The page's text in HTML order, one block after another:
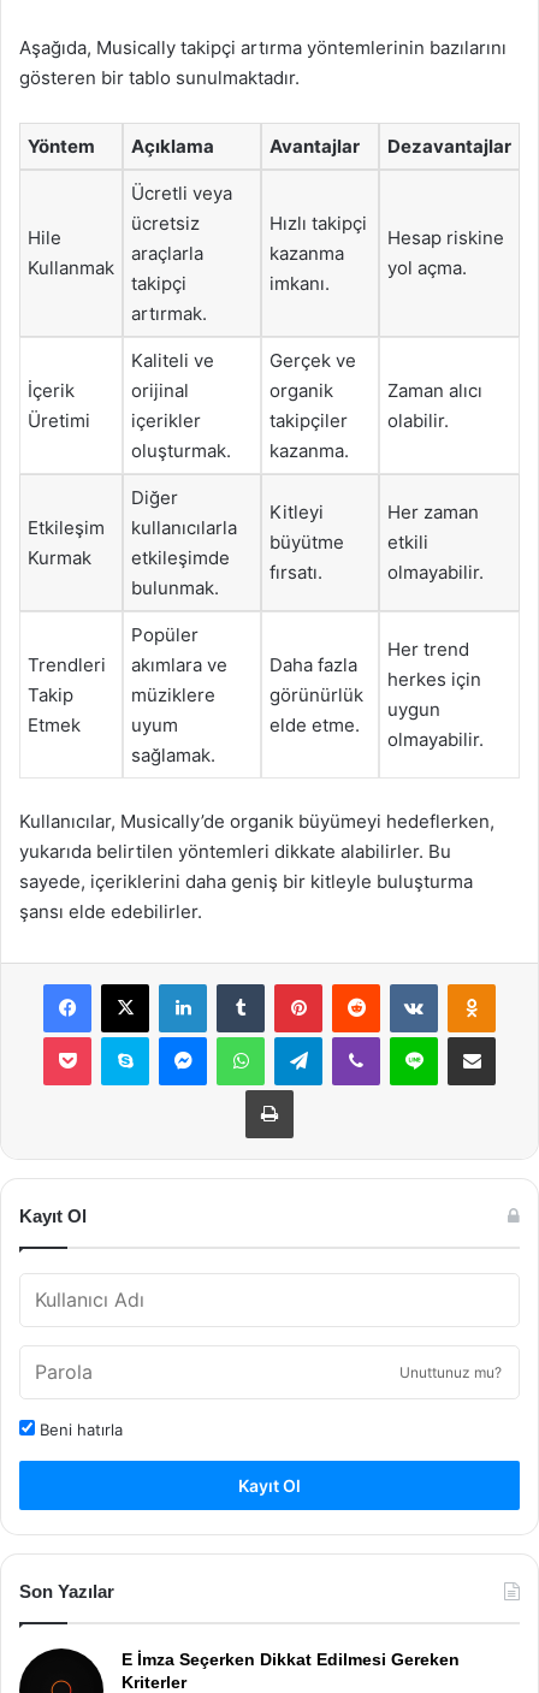
Aşağıda, Musically takipçi artırma yöntemlerinin bazılarını
gösteren bir tablo sunulmaktadır.
Yöntem Açıklama Avantajlar Dezavantajlar
Hile
Kullanmak
Ücretli veya
ücretsiz
araçlarla
takipçi
artırmak.
Hızlı takipçi
kazanma
imkanı.
Hesap riskine
yol açma.
İçerik
Üretimi
Kaliteli ve
orijinal
içerikler
oluşturmak.
Gerçek ve
organik
takipçiler
kazanma.
Zaman alıcı
olabilir.
Etkileşim
Kurmak
Diğer
kullanıcılarla
etkileşimde
bulunmak.
Kitleyi
büyütme
fırsatı.
Her zaman
etkili
olmayabilir.
Trendleri
Takip
Etmek
Popüler
akımlara ve
müziklere
uyum
sağlamak.
Daha fazla
görünürlük
elde etme.
Her trend
herkes için
uygun
olmayabilir.
Kullanıcılar, Musically’de organik büyümeyi hedeflerken,
yukarıda belirtilen yöntemleri dikkate alabilirler. Bu
sayede, içeriklerini daha geniş bir kitleyle buluşturma
şansı elde edebilirler.
Facebook
X LinkedInTumblr PinterestReddit VKontakte
Pocket Skype MessengerWhatsAppTelegramViber Line E-Posta ile
Yazdır
Kayıt Ol
Unuttunuz mu?
Beni hatırla
Kayıt Ol
Son Yazılar
E İmza Seçerken Dikkat Edilmesi Gereken
Kriterler